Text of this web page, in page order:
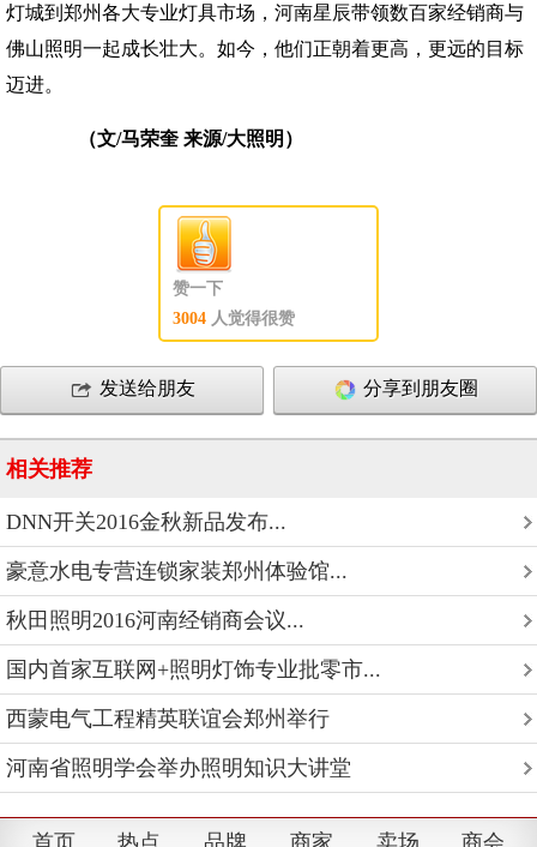
灯城到郑州各大专业灯具市场，河南星辰带领数百家经销商与
佛山照明一起成长壮大。如今，他们正朝着更高，更远的目标
迈进。
（文/马荣奎 来源/大照明）
赞一下
3004 人觉得很赞
发送给朋友 分享到朋友圈
相关推荐
DNN开关2016金秋新品发布...
豪意水电专营连锁家装郑州体验馆...
秋田照明2016河南经销商会议...
国内首家互联网+照明灯饰专业批零市...
西蒙电气工程精英联谊会郑州举行
河南省照明学会举办照明知识大讲堂
首页 热点 品牌 商家 卖场 商会